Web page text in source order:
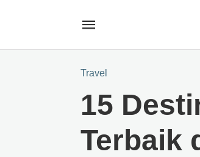
Travel
15
Terbaik